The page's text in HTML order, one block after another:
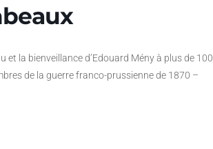
la bienveillance d’Edouard Mény à plus de 100
de la guerre franco-prussienne de 1870 –